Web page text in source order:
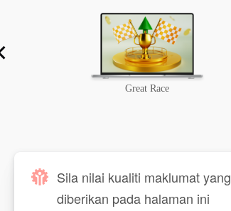
Great Race
Sila nilai kualiti maklumat yang
diberikan pada halaman ini